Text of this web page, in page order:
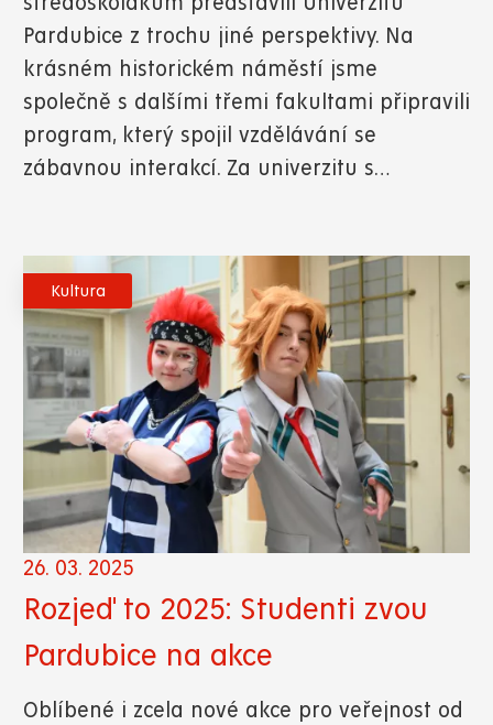
Pardubice z trochu jiné perspektivy. Na
krásném historickém náměstí jsme
společně s dalšími třemi fakultami připravili
program, který spojil vzdělávání se
zábavnou interakcí. Za univerzitu s…
Kultura
26. 03. 2025
Rozjeď to 2025: Studenti zvou
Pardubice na akce
Oblíbené i zcela nové akce pro veřejnost od